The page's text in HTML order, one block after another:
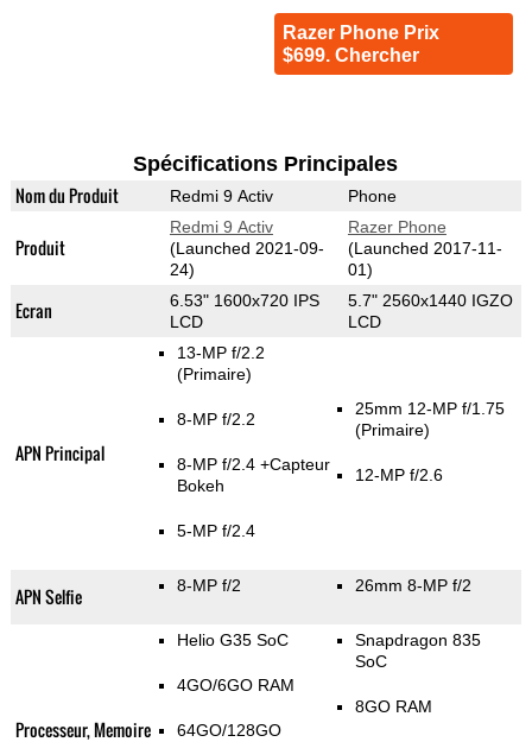
Razer Phone Prix
$699. Chercher
Spécifications Principales
Nom du Produit Redmi 9 Activ Phone
Produit
Redmi 9 Activ
(Launched 2021-09-
24)
Razer Phone
(Launched 2017-11-
01)
Ecran
6.53" 1600x720 IPS
LCD
5.7" 2560x1440 IGZO
LCD
APN Principal
13-MP f/2.2
(Primaire)
8-MP f/2.2
8-MP f/2.4 +Capteur
Bokeh
5-MP f/2.4
25mm 12-MP f/1.75
(Primaire)
12-MP f/2.6
APN Selfie 8-MP f/2 26mm 8-MP f/2
Processeur, Memoire
Helio G35 SoC
4GO/6GO RAM
64GO/128GO
Snapdragon 835
SoC
8GO RAM